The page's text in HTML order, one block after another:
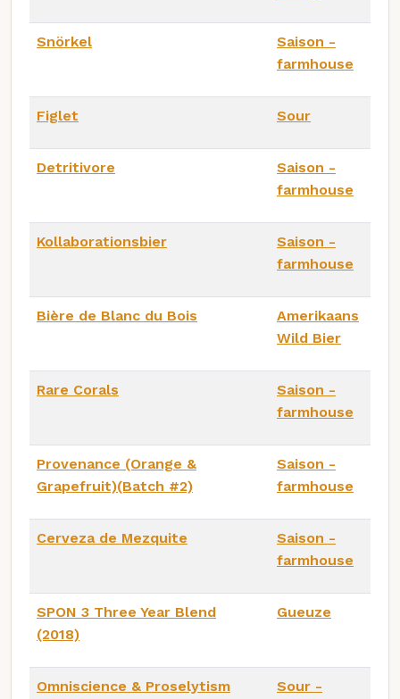
Snörkel
Saison -
farmhouse
Figlet Sour
Detritivore
Saison -
farmhouse
Kollaborationsbier
Saison -
farmhouse
Bière de Blanc du Bois
Amerikaans
Wild Bier
Rare Corals
Saison -
farmhouse
Provenance (Orange &
Grapefruit)(Batch #2)
Saison -
farmhouse
Cerveza de Mezquite
Saison -
farmhouse
SPON 3 Three Year Blend
(2018)
Gueuze
Omniscience & Proselytism
Sour -